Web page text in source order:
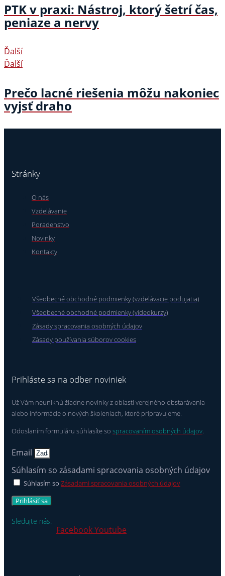
PTK v praxi: Nástroj, ktorý šetrí čas,
peniaze a nervy
Ďalší
Ďalší
Prečo lacné riešenia môžu nakoniec
vyjsť draho
Stránky
O nás
Vzdelávanie
Poradenstvo
Novinky
Kontakty
Všeobecné obchodné podmienky (vzdelávacie podujatia)
Všeobecné obchodné podmienky (videokurzy)
Zásady spracovania osobných údajov
Zásady používania súborov cookies
Prihláste sa na odber noviniek
Už Vám neuniknú žiadne novinky z oblasti verejného obstarávania
alebo informácie o nových školeniach, ktoré pripravujeme.
Odoslaním formuláru súhlasíte so spracovaním osobných údajov.
Email
Súhlasím so zásadami spracovania osobných údajov
Súhlasím so Zásadami spracovania osobných údajov
Prihlásiť sa
Sledujte nás:
FacebookYoutube